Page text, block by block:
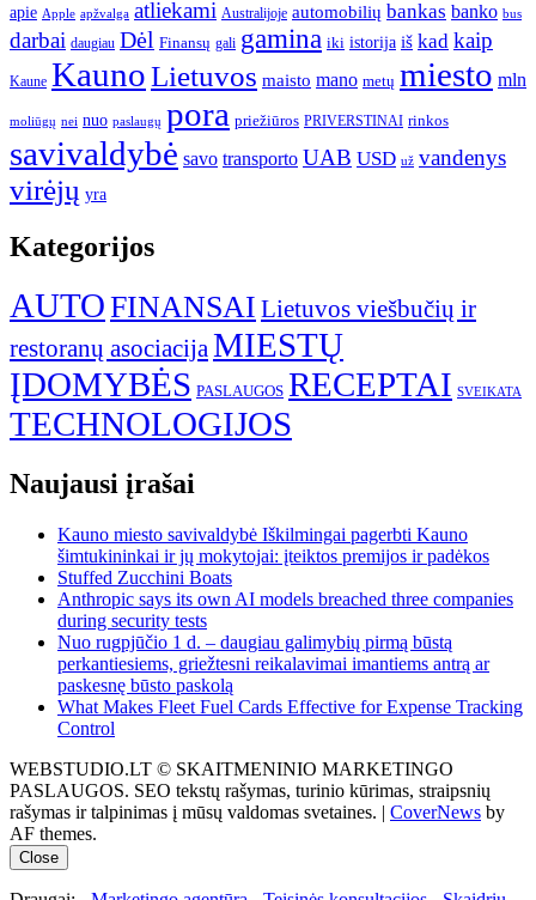
apie Apple apžvalga atliekami Australijoje automobilių bankas banko bus
darbai daugiau Dėl Finansų gali gamina iki istorija iš kad kaip
Kaune KaunoLietuvos maisto mano metų miesto mln
moliūgų nei nuo paslaugų pora priežiūros PRIVERSTINAI rinkos
savivaldybė savo transporto UAB USD už vandenys
virėjų yra
Kategorijos
AUTOFINANSAI Lietuvos viešbučių ir
restoranų asociacijaMIESTŲ
ĮDOMYBĖS PASLAUGOS RECEPTAI SVEIKATA
TECHNOLOGIJOS
Naujausi įrašai
Kauno miesto savivaldybė Iškilmingai pagerbti Kauno
šimtukininkai ir jų mokytojai: įteiktos premijos ir padėkos
Stuffed Zucchini Boats
Anthropic says its own AI models breached three companies
during security tests
Nuo rugpjūčio 1 d. – daugiau galimybių pirmą būstą
perkantiesiems, griežtesni reikalavimai imantiems antrą ar
paskesnę būsto paskolą
What Makes Fleet Fuel Cards Effective for Expense Tracking
Control
WEBSTUDIO.LT © SKAITMENINIO MARKETINGO
PASLAUGOS. SEO tekstų rašymas, turinio kūrimas, straipsnių
rašymas ir talpinimas į mūsų valdomas svetaines. | CoverNews by
AF themes.
Close